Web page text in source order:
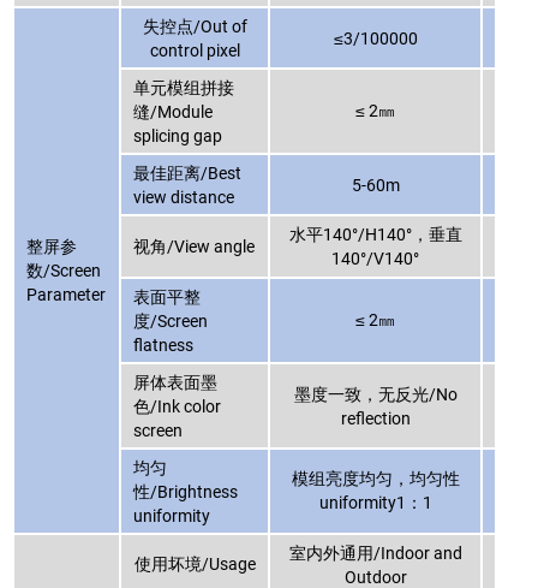
整屏参
数/Screen
Parameter
失控点/Out of
control pixel
≤3/100000
单元模组拼接
缝/Module
splicing gap
≤ 2㎜
最佳距离/Best
view distance
5-60m
视角/View angle
水平140°/H140°，垂直
140°/V140°
表面平整
度/Screen
flatness
≤ 2㎜
屏体表面墨
色/Ink color
screen
墨度一致，无反光/No
reflection
均匀
性/Brightness
uniformity
模组亮度均匀，均匀性
uniformity1：1
使用坏境/Usage
室内外通用/Indoor and
Outdoor